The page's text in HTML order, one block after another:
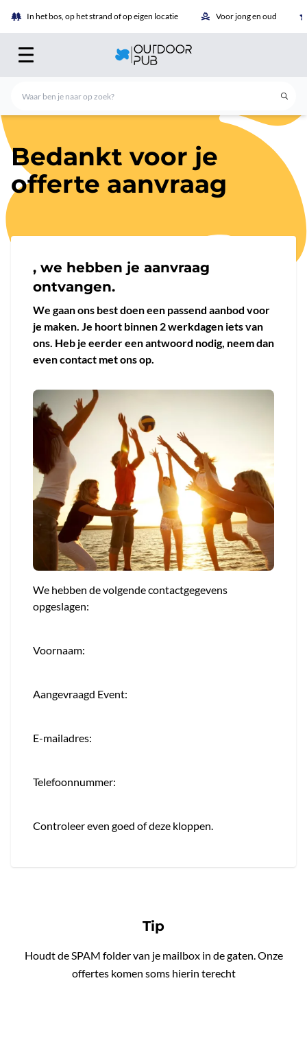
In het bos, op het strand of op eigen locatie Voor jong en oud
Bedankt voor je
offerte aanvraag
, we hebben je aanvraag
ontvangen.
We gaan ons best doen een passend aanbod voor
je maken. Je hoort binnen 2 werkdagen iets van
ons. Heb je eerder een antwoord nodig, neem dan
even contact met ons op.
We hebben de volgende contactgegevens
opgeslagen:
Voornaam:
Aangevraagd Event:
E-mailadres:
Telefoonnummer:
Controleer even goed of deze kloppen.
Tip
Houdt de SPAM folder van je mailbox in de gaten. Onze
offertes komen soms hierin terecht